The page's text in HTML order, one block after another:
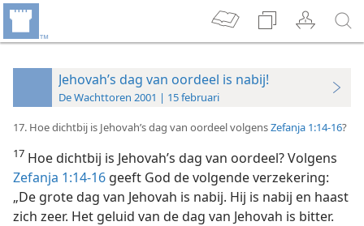
Jehovah’s dag van oordeel is nabij!
De Wachttoren 2001 | 15 februari
17. Hoe dichtbij is Jehovah’s dag van oordeel volgensZefanja 1:14-16?
17 Hoe dichtbij is Jehovah’s dag van oordeel? Volgens
Zefanja 1:14-16 geeft God de volgende verzekering:
„De grote dag van Jehovah is nabij. Hij is nabij en haast
zich zeer. Het geluid van de dag van Jehovah is bitter.